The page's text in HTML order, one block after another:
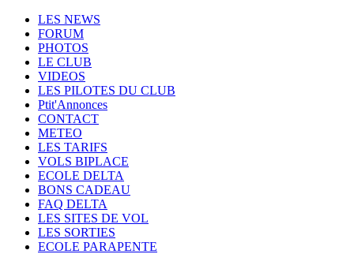
LES NEWS
FORUM
PHOTOS
LE CLUB
VIDEOS
LES PILOTES DU CLUB
Ptit'Annonces
CONTACT
METEO
LES TARIFS
VOLS BIPLACE
ECOLE DELTA
BONS CADEAU
FAQ DELTA
LES SITES DE VOL
LES SORTIES
ECOLE PARAPENTE